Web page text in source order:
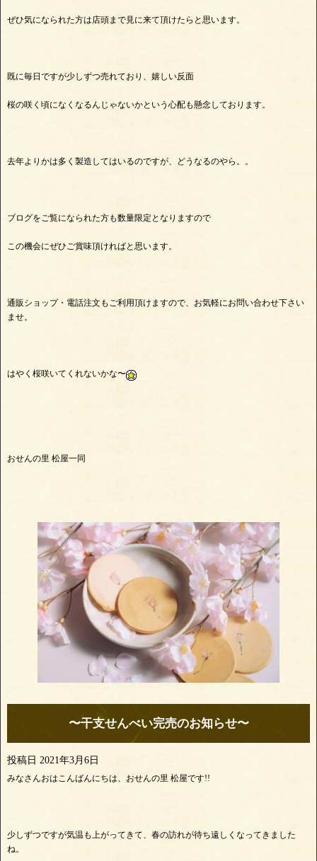
ぜひ気になられた方は店頭まで見に来て頂けたらと思います。
既に毎日ですが少しずつ売れており、嬉しい反面
桜の咲く頃になくなるんじゃないかという心配も懸念しております。
去年よりかは多く製造してはいるのですが、どうなるのやら。。
ブログをご覧になられた方も数量限定となりますので
この機会にぜひご賞味頂ければと思います。
通販ショップ・電話注文もご利用頂けますので、お気軽にお問い合わせ下さい
ませ。
はやく桜咲いてくれないかな〜
おせんの里 松屋一同
〜干支せんべい完売のお知らせ〜
投稿日 2021年3月6日
みなさんおはこんばんにちは、おせんの里 松屋です!!
少しずつですが気温も上がってきて、春の訪れが待ち遠しくなってきました
ね。